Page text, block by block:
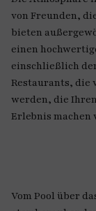
von Freunden,
bieten
einen
einschließlich
Restaurants, die
werden, die
Erlebnis machen
Vom Pool über